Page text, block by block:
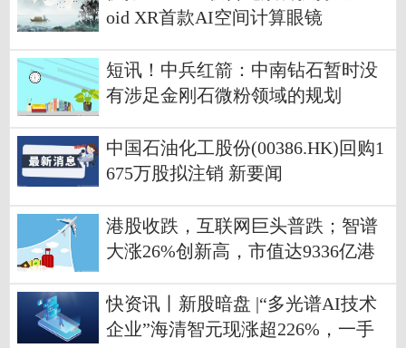
oid XR首款AI空间计算眼镜
短讯！中兵红箭：中南钻石暂时没
有涉足金刚石微粉领域的规划
中国石油化工股份(00386.HK)回购1
675万股拟注销 新要闻
港股收跌，互联网巨头普跌；智谱
大涨26%创新高，市值达9336亿港
色、化工下挫｜港股收盘-焦点速递
快资讯丨新股暗盘 |“多光谱AI技术
企业”海清智元现涨超226%，一手